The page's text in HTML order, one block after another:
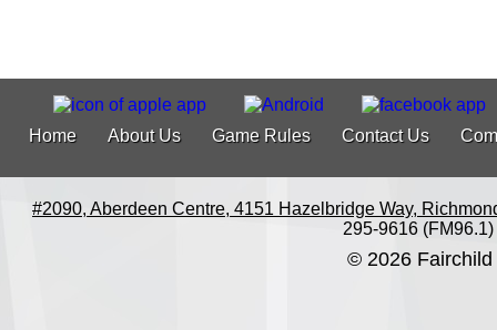
Home About Us Game Rules Contact Us
#2090, Aberdeen Centre, 4151 Hazelbridge Way,
295-9616 (FM96.1)
© 2026 Fairchild